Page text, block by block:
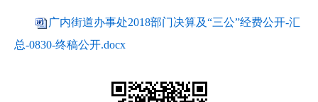
广内街道办事处2018部门决算及“三公”经费公开-汇
总-0830-终稿公开.docx